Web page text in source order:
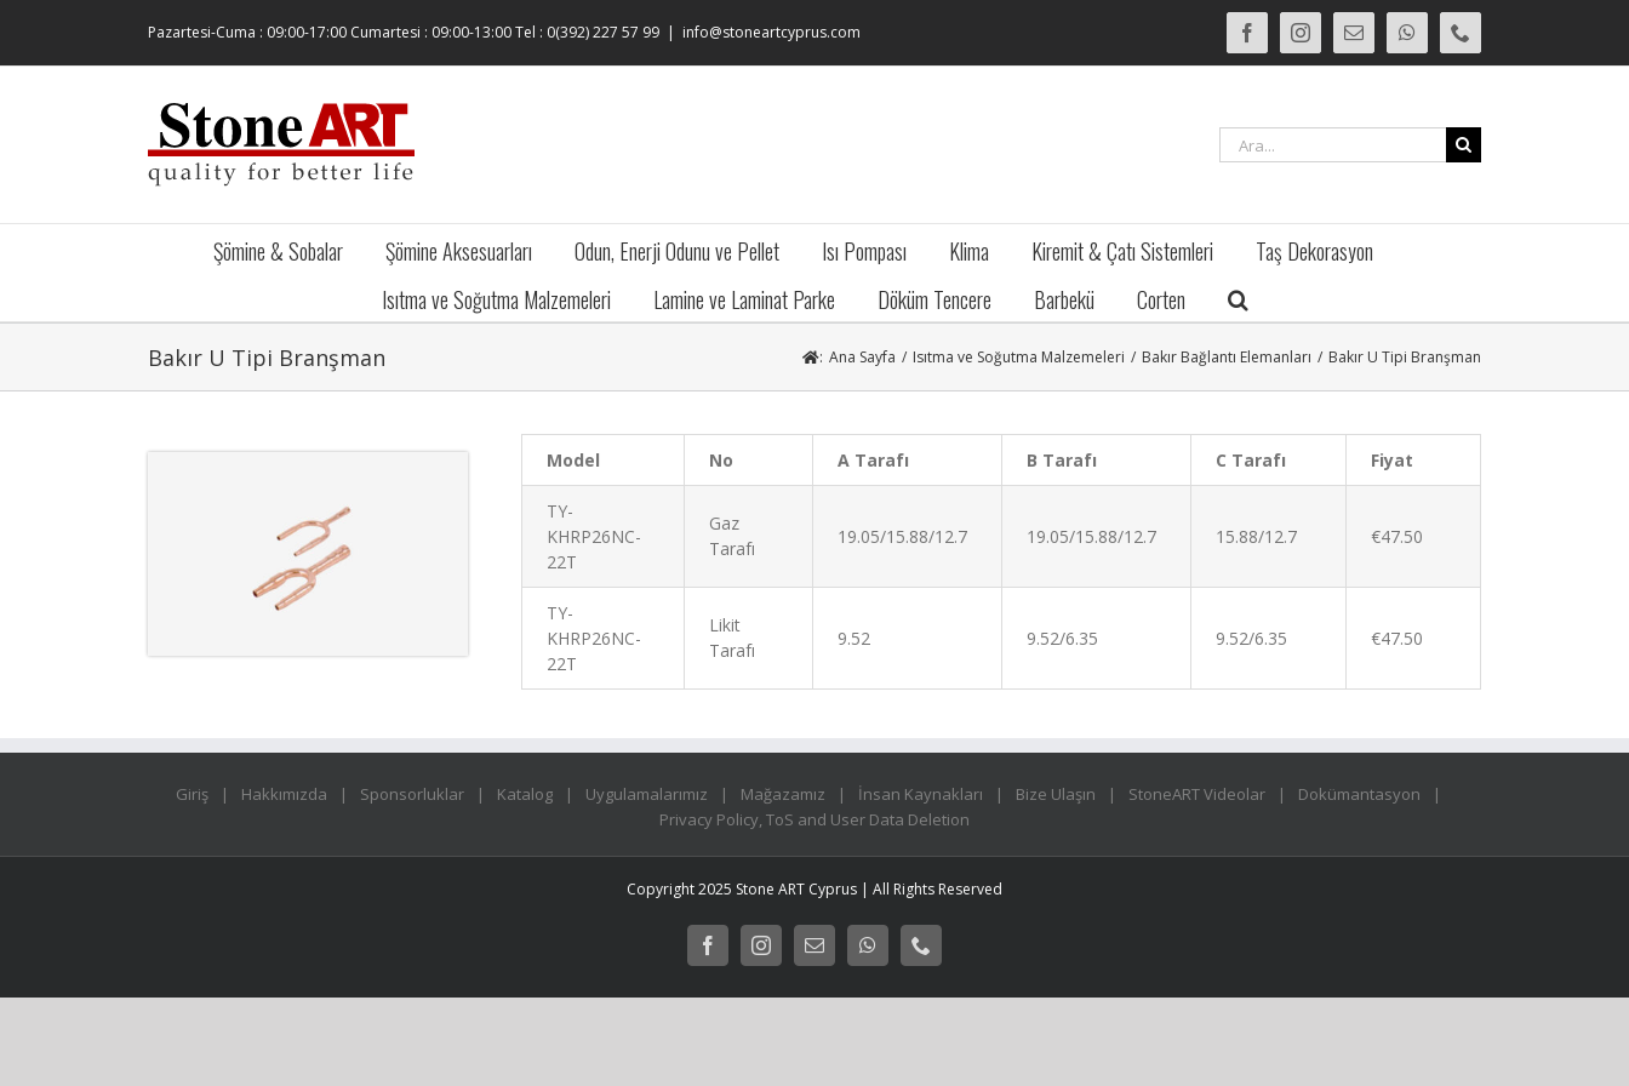
content
Pazartesi-Cuma : 09:00-17:00 Cumartesi : 09:00-13:00 Tel : 0(392) 227 57 99 | info@stoneartcyprus.com FacebookInstagram
E-
posta
WhatsApp
Ara:
Şömine & Sobalar Şömine Aksesuarları Odun, Enerji Odunu ve Pellet Isı Pompası Klima Kiremit & Çatı Sistemleri
Taş Dekorasyon
Isıtma ve Soğutma Malzemeleri
Lamine ve Laminat Parke Döküm Tencere Barbekü Corten
Bakır U Tipi Branşman : Ana Sayfa / Isıtma ve Soğutma Malzemeleri / Bakır Bağlantı Elemanları / Bakır U Tipi Branşman
Model No A Tarafı B Tarafı C Tarafı Fiyat
TY-
KHRP26NC-
22T
Gaz
Tarafı
19.05/15.88/12.7 19.05/15.88/12.7 15.88/12.7 €47.50
TY-
KHRP26NC-
22T
Likit
Tarafı
9.52 9.52/6.35 9.52/6.35 €47.50
Giriş Hakkımızda Sponsorluklar Katalog Uygulamalarımız Mağazamız İnsan Kaynakları Bize Ulaşın StoneART Videolar
Dokümantasyon
Privacy Policy, ToS and User Data Deletion
Copyright 2025 Stone ART Cyprus | All Rights Reserved
FacebookInstagram
E-
posta
WhatsApp